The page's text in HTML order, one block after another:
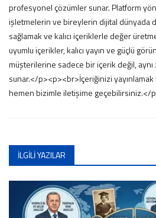
profesyonel çözümler sunar. Platform
işletmelerin ve bireylerin dijital dünyada
sağlamak ve kalıcı içeriklerle değer
uyumlu içerikler, kalıcı yayın ve güçlü
müşterilerine sadece bir içerik değil, aynı
sunar.</p><p><br>İçeriğinizi yayınlamak
hemen bizimle iletişime geçebilirsiniz.</
İLGILI YAZILAR